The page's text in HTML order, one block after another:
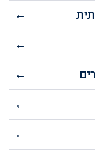
←
←
←
←
←